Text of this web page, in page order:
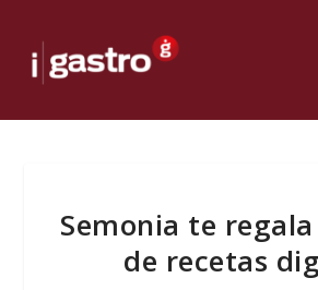
Semonia te
de recetas